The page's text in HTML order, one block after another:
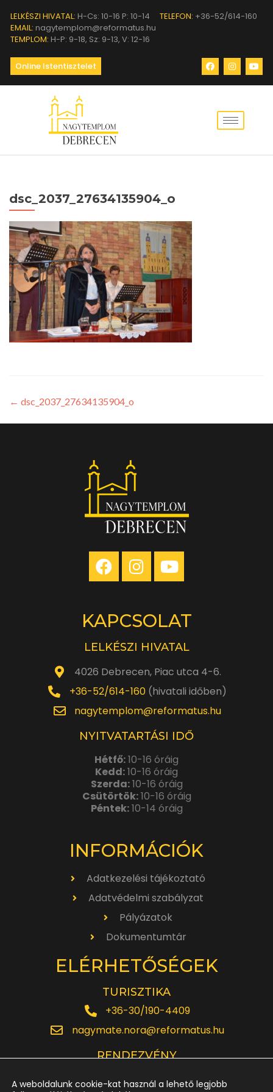
LELKÉSZI HIVATAL: H-Cs: 10-16 P: 10-14 TELEFON: +36-52/614-160
EMAIL: nagytemplom@reformatus.hu
TEMPLOM: H-P: 9-18, Sz: 9-13, V: 12-16
Online Istentisztelet
dsc_2037_27634135904_o
← dsc_2037_27634135904_o
KAPCSOLAT
LELKÉSZI HIVATAL
4026 Debrecen, Piac utca 4-6.
+36-52/614-160(hivatali időben)
nagytemplom@reformatus.hu
NYITVATARTÁSI IDŐ
Hétfő:10-16 óráig
Kedd:10-16 óráig
Szerda:10-16 óráig
Csütörtök:10-16 óráig
Péntek:10-14 óráig
INFORMÁCIÓK
Adatkezelési tájékoztató
Adatvédelmi szabályzat
Pályázatok
Dokumentumtár
ELÉRHETŐSÉGEK
TURISZTIKA
+36-30/190-4409
nagymate.nora@reformatus.hu
RENDEZVÉNY
A weboldalunk cookie-kat használ a lehető legjobb